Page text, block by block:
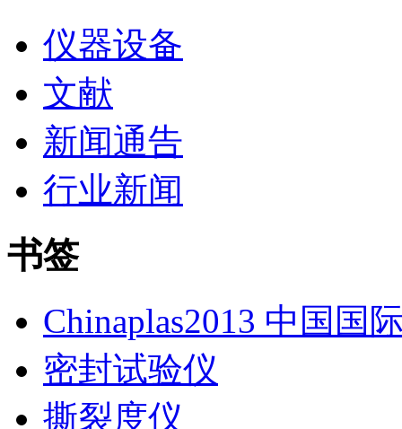
仪器设备
文献
新闻通告
行业新闻
书签
Chinaplas2013 中国国
密封试验仪
撕裂度仪